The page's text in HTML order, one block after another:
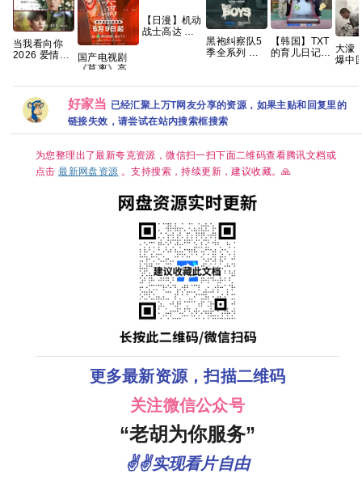
当我看向你
2026 爱情同
霁川 左右 已
更最新 夸克
国产电视剧
《莫离》高清
分享
【日漫】机动
战士高达 闪
【剧情 / 科
幻】【内嵌中
字】【豆瓣：
8.1】夸克
黑袍纠察队5
季全系列 手
罪】夸克
【韩国】TXT
的育儿日记
TXT的育兒日
記 / TXT's
Parenting
Wavve（웨
月 1 日（周
五）独家公开
宣布传奇综艺
大濛
爆中
最佳
好家当 已经汇聚上万T网友分享的资源，如果主贴和回复里的
链接失效，请尝试在站内搜索框搜索
为您整理出了最新夸克资源，微信扫一扫下面二维码查看腾讯文档或
点击最新网盘资源 。支持搜索，持续更新，建议收藏。🙏
更多最新资源，扫描二维码
关注微信公众号
“老胡为你服务”
✌✌实现看片自由